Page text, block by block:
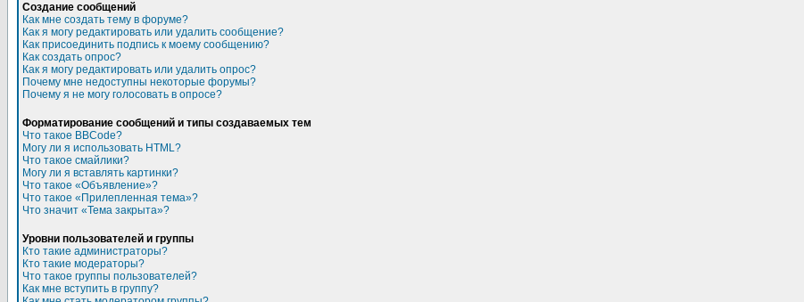
Создание сообщений
Как мне создать тему в форуме?
Как я могу редактировать или удалить сообщение?
Как присоединить подпись к моему сообщению?
Как создать опрос?
Как я могу редактировать или удалить опрос?
Почему мне недоступны некоторые форумы?
Почему я не могу голосовать в опросе?
Форматирование сообщений и типы создаваемых тем
Что такое BBCode?
Могу ли я использовать HTML?
Что такое смайлики?
Могу ли я вставлять картинки?
Что такое «Объявление»?
Что такое «Прилепленная тема»?
Что значит «Тема закрыта»?
Уровни пользователей и группы
Кто такие администраторы?
Кто такие модераторы?
Что такое группы пользователей?
Как мне вступить в группу?